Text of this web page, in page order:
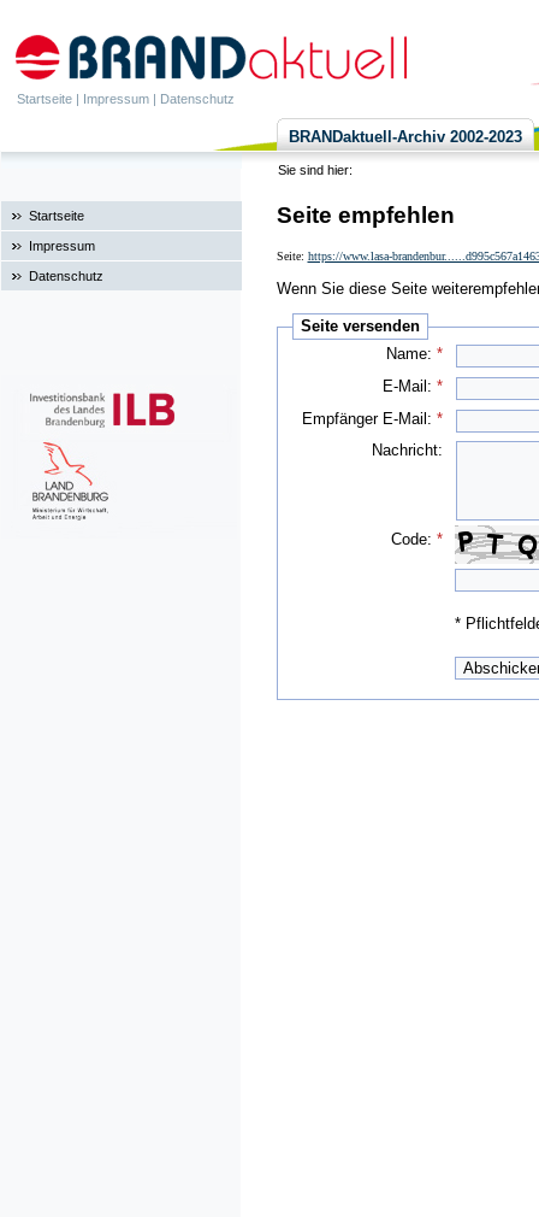
Startseite | Impressum | Datenschutz
BRANDaktuell-Archiv 2002-2023
Sie sind hier:
Startseite
Impressum
Datenschutz
Seite empfehlen
Seite: https://www.lasa-
Wenn Sie diese Seite
Seite versenden
Name:*
E-Mail:*
Empfänger E-Mail:*
Nachricht:
Code:*
*